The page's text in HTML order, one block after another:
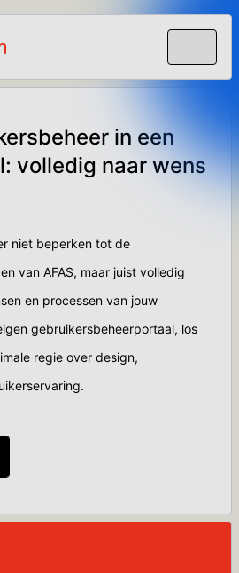
in een
volledig naar wens
niet beperken tot de
van AFAS, maar juist volledig
en processen van jouw
gebruikersbeheerportaal, los
regie over design,